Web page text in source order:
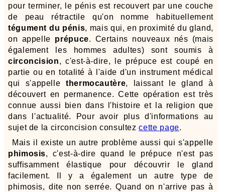
pour terminer, le pénis est recouvert par une couche
de peau rétractile qu'on nomme habituellement
tégument du pénis, mais qui, en proximité du gland,
on appelle prépuce. Certains nouveaux nés (mais
également les hommes adultes) sont soumis à
circoncision, c'est-à-dire, le prépuce est coupé en
partie ou en totalité à l'aide d'un instrument médical
qui s'appellethermocautère, laissant le gland à
découvert en permanence. Cette opération est très
connue aussi bien dans l'histoire et la religion que
dans l'actualité. Pour avoir plus d'informations au
sujet de la circoncision consultezcette page.
Mais il existe un autre problème aussi qui s'appelle
phimosis, c'est-à-dire quand le prépuce n'est pas
suffisamment élastique pour découvrir le gland
facilement. Il y a également un autre type de
phimosis, dite non serrée. Quand on n'arrive pas à